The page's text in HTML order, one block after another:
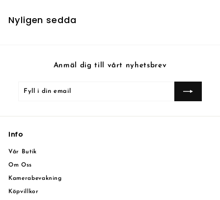
Nyligen sedda
Anmäl dig till vårt nyhetsbrev
Fyll
email
Prenumerera
Info
Vår Butik
Om Oss
Kamerabevakning
Köpvillkor